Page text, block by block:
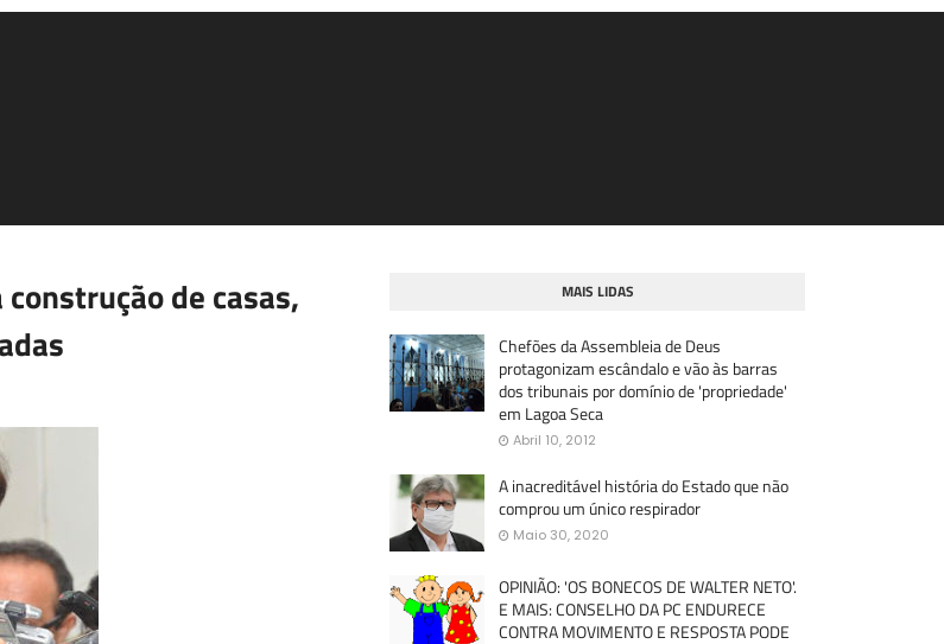
de casas,
MAIS LIDAS
Chefões da Assembleia de Deus
protagonizam escândalo e vão às barras
dos tribunais por domínio de 'propriedade'
em Lagoa Seca
Abril 10, 2012
A inacreditável história do Estado que não
comprou um único respirador
Maio 30, 2020
OPINIÃO: 'OS BONECOS DE WALTER NETO'.
E MAIS: CONSELHO DA PC ENDURECE
CONTRA MOVIMENTO E RESPOSTA PODE